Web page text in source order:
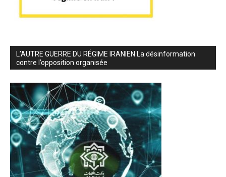
L’AUTRE GUERRE DU RÉGIME IRANIEN La désinformation
contre l’opposition organisée